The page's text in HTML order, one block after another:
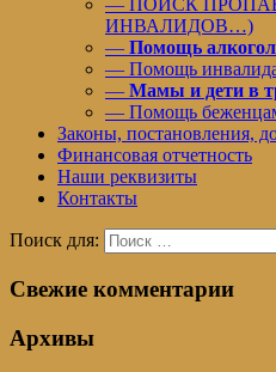
— ПОИСК
ИНВАЛИДОВ…)
— Помощь
— Помощь
— Мамы и дети в
— Помощь
Законы, постановления,
Финансовая отчетность
Наши реквизиты
Контакты
Поиск для:
Свежие комментарии
Архивы